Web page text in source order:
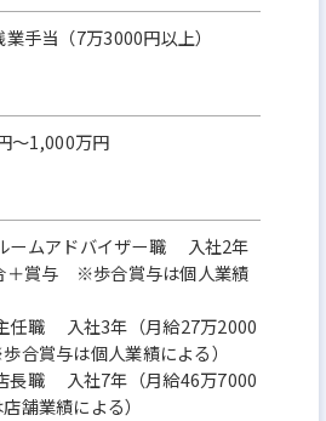
手当（7万3000円以上）
～1,000万円
ムアドバイザー職 入社2年
＋賞与 ※歩合賞与は個人業績
職 入社3年（月給27万2000
賞与は個人業績による）
職 入社7年（月給46万7000
業績による）